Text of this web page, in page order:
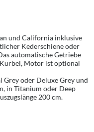
und California inklusive
Kederschiene oder
automatische Getriebe
Motor ist optional
Grey oder Deluxe Grey und
in Titanium oder Deep
200 cm.